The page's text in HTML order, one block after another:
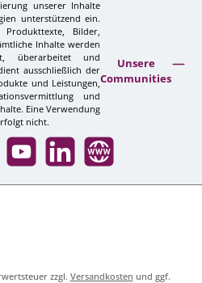
unserer Inhalte
unterstützend ein.
Bilder,
Inhalte werden
überarbeitet und
ausschließlich der
und Leistungen,
und
Eine Verwendung
nicht.
Unsere
Communities
YouTube LinkedIn Website
zzgl. Versandkosten und ggf.